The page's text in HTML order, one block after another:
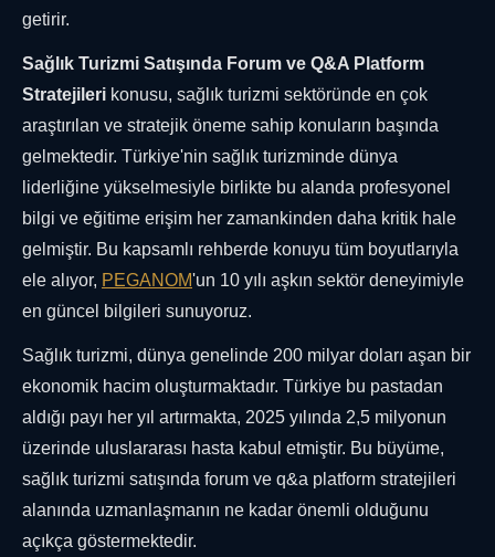
getirir.
Sağlık Turizmi Satışında Forum ve Q&A Platform
Stratejileri konusu, sağlık turizmi sektöründe en çok
araştırılan ve stratejik öneme sahip konuların başında
gelmektedir. Türkiye'nin sağlık turizminde dünya
liderliğine yükselmesiyle birlikte bu alanda profesyonel
bilgi ve eğitime erişim her zamankinden daha kritik hale
gelmiştir. Bu kapsamlı rehberde konuyu tüm boyutlarıyla
ele alıyor, PEGANOM'un 10 yılı aşkın sektör deneyimiyle
en güncel bilgileri sunuyoruz.
Sağlık turizmi, dünya genelinde 200 milyar doları aşan bir
ekonomik hacim oluşturmaktadır. Türkiye bu pastadan
aldığı payı her yıl artırmakta, 2025 yılında 2,5 milyonun
üzerinde uluslararası hasta kabul etmiştir. Bu büyüme,
sağlık turizmi satışında forum ve q&a platform stratejileri
alanında uzmanlaşmanın ne kadar önemli olduğunu
açıkça göstermektedir.